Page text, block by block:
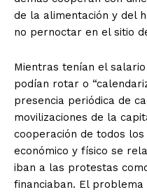
de la alimentación y del
no pernoctar en el sitio
Mientras tenían el
podían rotar o
presencia periódica de
movilizaciones de la
cooperación de todos
económico y físico se
iban a las protestas
financiaban. El